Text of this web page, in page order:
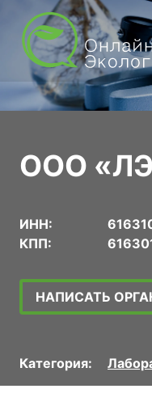
ООО
ИНН:
КПП:
НАПИСАТЬ
Категория: